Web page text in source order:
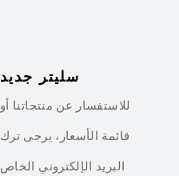
سليتر جديد
للاستفسار عن منتجاتنا أو
قائمة الأسعار، يرجى ترك
البريد الإلكتروني الخاص